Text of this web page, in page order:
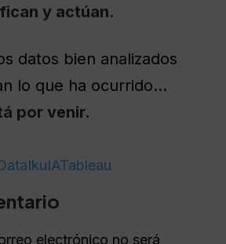
y actúan.
datos bien analizados
lo que ha ocurrido…
por venir.
IATableau
electrónico no será